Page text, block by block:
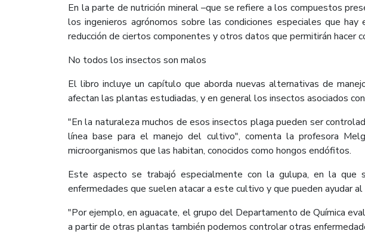
En la parte de nutrición mineral –que se refiere a los compuestos
los ingenieros agrónomos sobre las condiciones especiales que
reducción de ciertos componentes y otros datos que permitirán
No todos los insectos son malos
El libro incluye un capítulo que aborda nuevas alternativas de
afectan las plantas estudiadas, y en general los insectos asociados
"En la naturaleza muchos de esos insectos plaga pueden ser
línea base para el manejo del cultivo", comenta la profesora
microorganismos que las habitan, conocidos como hongos endófitos.
Este aspecto se trabajó especialmente con la gulupa, en la
enfermedades que suelen atacar a este cultivo y que pueden ayudar
"Por ejemplo, en aguacate, el grupo del Departamento de Química
a partir de otras plantas también podemos controlar otras